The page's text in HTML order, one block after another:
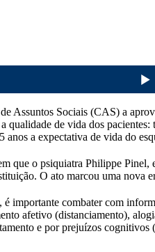
Assuntos Sociais (CAS) a
qualidade de vida dos
anos a expectativa de vida do
que o psiquiatra Philippe
O ato marcou uma nova
importante combater com
afetivo (distanciamento),
e por prejuízos